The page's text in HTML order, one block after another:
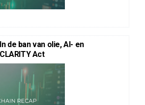
de ban van olie, AI- en
Act